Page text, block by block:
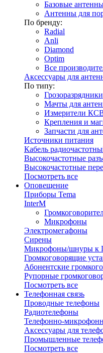
Базовые
Антенны для
По бренду:
Radial
Anli
Diamond
Optim
Все
Аксессуары для
По типу:
Грозоразрядники
Мачты для
Измерители
Крепления и
Запчасти для
Источники питания
Кабель
Высокочастотные
Высокочастотные
Посмотреть все
Оповещение
Приборы Tema
InterM
Микрофоны
Электромегафоны
Сирены
Микрофоны/шнуры к
Громкоговорящие
Абонентские
Рупорные
Посмотреть все
Телефонная связь
Проводные телефоны
Радиотелефоны
Телефонно-
Аксессуары для
Промышленные
Посмотреть все